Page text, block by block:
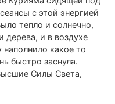
с этой энергией
тепло и солнечно,
дерева, и в воздухе
какое то
быстро заснула.
Силы Света,